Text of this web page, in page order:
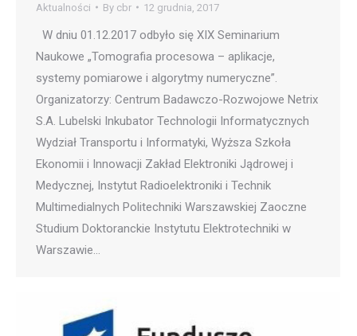
Aktualności By cbr 12 grudnia, 2017
W dniu 01.12.2017 odbyło się XIX Seminarium
Naukowe „Tomografia procesowa – aplikacje,
systemy pomiarowe i algorytmy numeryczne”.
Organizatorzy: Centrum Badawczo-Rozwojowe Netrix
S.A. Lubelski Inkubator Technologii Informatycznych
Wydział Transportu i Informatyki, Wyższa Szkoła
Ekonomii i Innowacji Zakład Elektroniki Jądrowej i
Medycznej, Instytut Radioelektroniki i Technik
Multimedialnych Politechniki Warszawskiej Zaoczne
Studium Doktoranckie Instytutu Elektrotechniki w
Warszawie…